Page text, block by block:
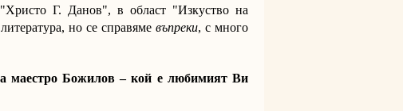
Г. Данов", в област "Изкуство на
но се справяме въпреки, с много
маестро Божилов – кой е любимият Ви